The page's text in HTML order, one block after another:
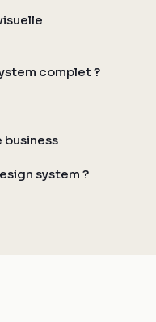
complet ?
business
system ?